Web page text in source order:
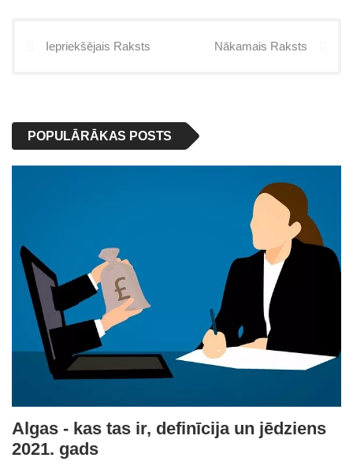
Iepriekšējais Raksts Nākamais Raksts
POPULĀRĀKAS POSTS
Algas - kas tas ir, definīcija un jēdziens
2021. gads